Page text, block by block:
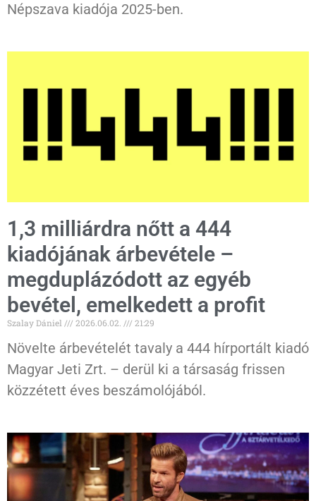
Népszava kiadója 2025-ben.
1,3 milliárdra nőtt a 444
kiadójának árbevétele –
megduplázódott az egyéb
bevétel, emelkedett a profit
Szalay Dániel 2026.06.02. 21:29
Növelte árbevételét tavaly a 444 hírportált kiadó
Magyar Jeti Zrt. – derül ki a társaság frissen
közzétett éves beszámolójából.